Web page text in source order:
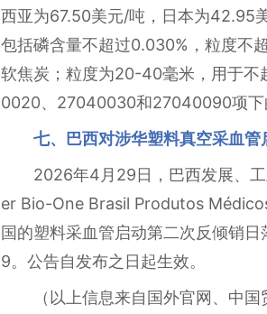
西亚为67.50美元/吨，日本为42.95
包括磷含量不超过0.030%，粒度不
软焦炭；粒度为20-40毫米，用于
0020、27040030和27040090项下
七、巴西对涉华塑料真空采血
2026年4月29日，巴西发展、
er Bio-One Brasil Produtos
国的塑料采血管启动第二次反倾销
9。公告自发布之日起生效。
（以上信息来自国外官网、中国